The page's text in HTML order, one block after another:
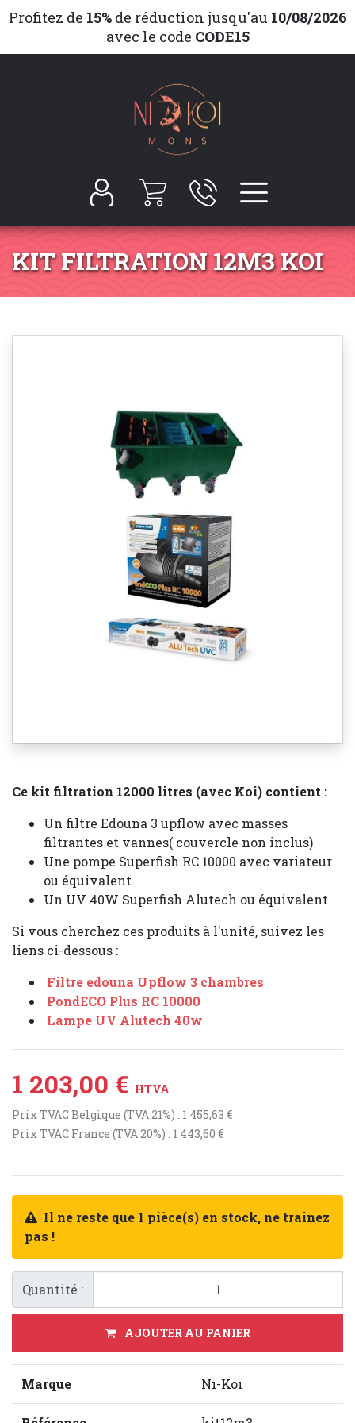
Profitez de 15%de réduction jusqu'au 10/08/2026
avec le code CODE15
KIT FILTRATION 12M3 KOI
Ce kit filtration 12000 litres (avec Koi) contient :
Un filtre Edouna 3 upflow avec masses
filtrantes et vannes( couvercle non inclus)
Une pompe Superfish RC 10000 avec variateur
ou équivalent
Un UV 40W Superfish Alutech ou équivalent
Si vous cherchez ces produits à l'unité, suivez les
liens ci-dessous :
Filtre edouna Upflow 3 chambres
PondECO Plus RC 10000
Lampe UV Alutech 40w
1 203,00 € HTVA
Prix TVAC Belgique (TVA 21%) : 1 455,63 €
Prix TVAC France (TVA 20%) : 1 443,60 €
Il ne reste que 1 pièce(s) en stock, ne trainez
pas !
Quantité :
AJOUTER AU PANIER
Marque Ni-Koï